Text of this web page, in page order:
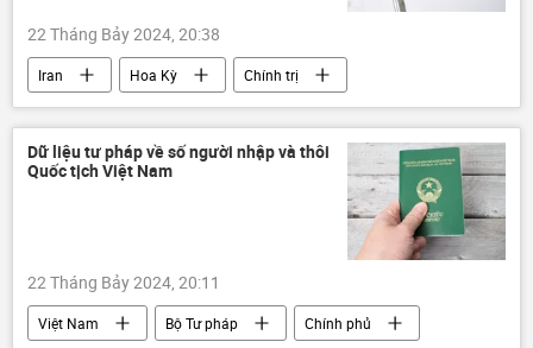
22 Tháng Bảy 2024, 20:38
Iran Hoa Kỳ
Chính trị
trừng phạt
Thế giới
Dữ liệu tư pháp về số người nhập và thôi
Quốc tịch Việt Nam
22 Tháng Bảy 2024, 20:11
Việt Nam Bộ Tư pháp
Chính phủ